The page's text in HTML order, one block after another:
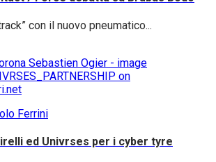
con il nuovo pneumatico...
Ferrini
ed Univrses per i cyber tyre